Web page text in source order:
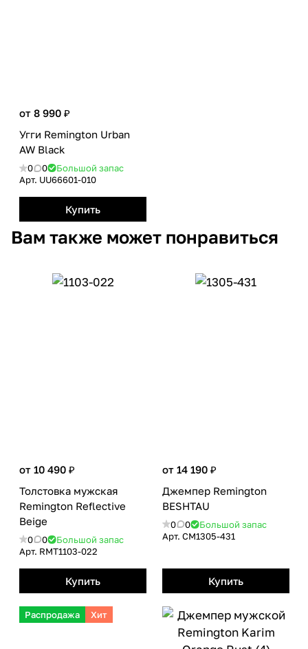
от 8 990 ₽
Угги Remington Urban
AW Black
0 0
Большой запас
Арт. UU66601-010
Купить
Вам также может понравиться
от 10 490 ₽
Толстовка мужская
Remington Reflective
Beige
0 0
Большой запас
Арт. RMТ1103-022
Купить
от 14 190 ₽
Джемпер Remington
BESHTAU
0 0
Большой запас
Арт. CM1305-431
Купить
Распродажа Хит